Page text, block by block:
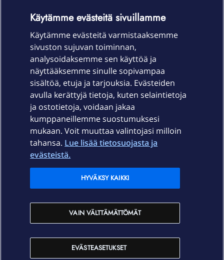
Laitteet & liittymät
Palvelut
Ajankohtaista
Elisa Oyj
In English
Käytämme evästeitä sivuillamme
Käytämme evästeitä varmistaaksemme
sivuston sujuvan toiminnan,
analysoidaksemme sen käyttöä ja
näyttääksemme sinulle sopivampaa
sisältöä, etuja ja tarjouksia. Evästeiden
avulla kerättyjä tietoja, kuten selaintietoja
ja ostotietoja, voidaan jakaa
kumppaneillemme suostumuksesi
mukaan. Voit muuttaa valintojasi milloin
tahansa. Lue lisää tietosuojasta ja
evästeistä.
EVÄSTEASETUKSET
VAIN VÄLTTÄMÄTTÖMÄT
HYVÄKSY KAIKKI